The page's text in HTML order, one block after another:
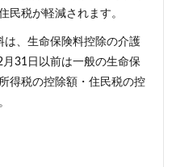
民税が軽減されます。
、生命保険料控除の介護
31日以前は一般の生命保
得税の控除額・住民税の控